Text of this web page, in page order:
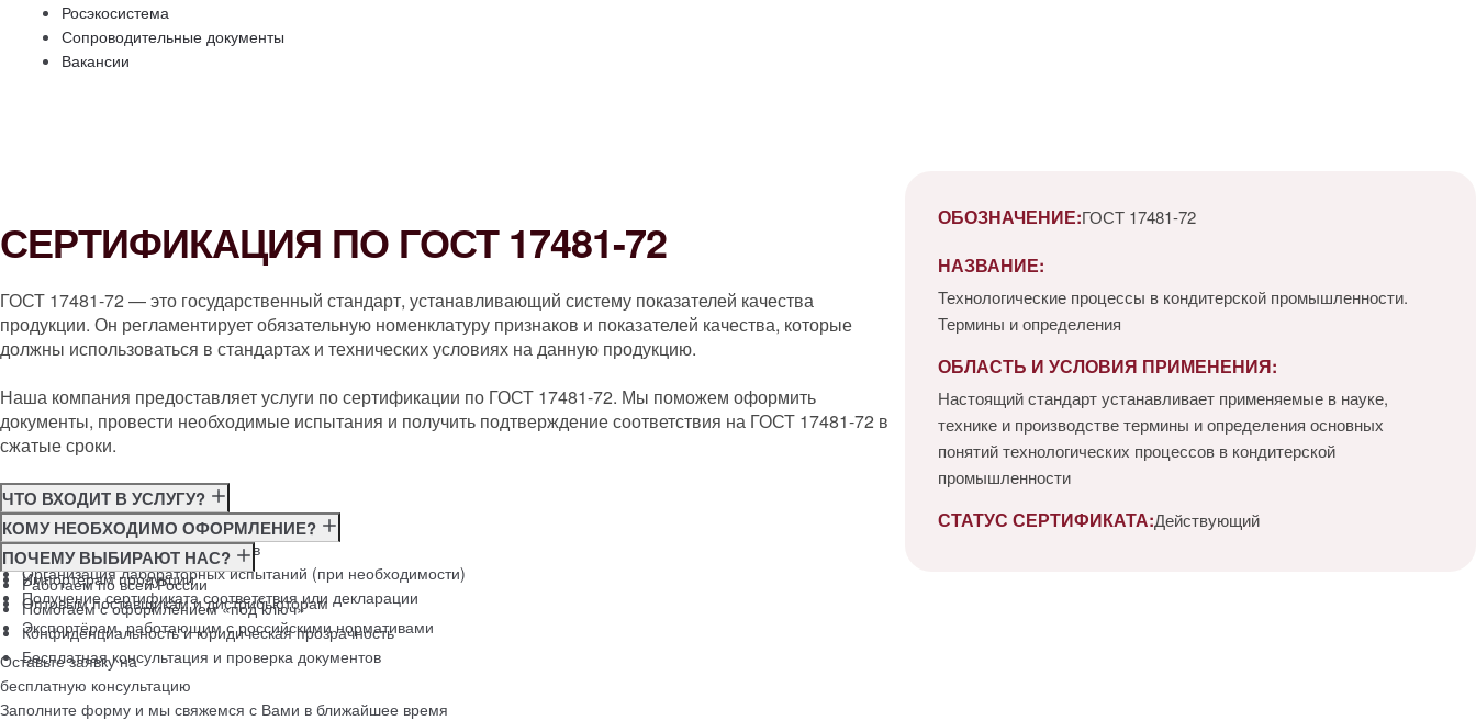
Росэкосистема
Сопроводительные документы
Вакансии
СЕРТИФИКАЦИЯ ПО ГОСТ 17481-72
ГОСТ 17481-72 — это государственный стандарт, устанавливающий систему показателей качества
продукции. Он регламентирует обязательную номенклатуру признаков и показателей качества, которые
должны использоваться в стандартах и технических условиях на данную продукцию.
Наша компания предоставляет услуги по сертификации по ГОСТ 17481-72. Мы поможем оформить
документы, провести необходимые испытания и получить подтверждение соответствия на ГОСТ 17481-72 в
сжатые сроки.
ЧТО ВХОДИТ В УСЛУГУ?
Консультация по требованиям ГОСТ
Подготовка и подача документов
Организация лабораторных испытаний (при необходимости)
Получение сертификата соответствия или декларации
КОМУ НЕОБХОДИМО ОФОРМЛЕНИЕ?
Производителям
Импортёрам продукции
Оптовым поставщикам и дистрибьюторам
Экспортёрам, работающим с российскими нормативами
ПОЧЕМУ ВЫБИРАЮТ НАС?
Работаем по всей России
Помогаем с оформлением «под ключ»
Конфиденциальность и юридическая прозрачность
Бесплатная консультация и проверка документов
ОБОЗНАЧЕНИЕ:ГОСТ 17481-72
НАЗВАНИЕ:
Технологические процессы в кондитерской промышленности.
Термины и определения
ОБЛАСТЬ И УСЛОВИЯ ПРИМЕНЕНИЯ:
Настоящий стандарт устанавливает применяемые в науке,
технике и производстве термины и определения основных
понятий технологических процессов в кондитерской
промышленности
СТАТУС СЕРТИФИКАТА:Действующий
Оставьте заявку на
бесплатную консультацию
Заполните форму и мы свяжемся с Вами в ближайшее время